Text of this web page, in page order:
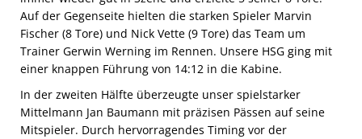
Auf der Gegenseite hielten die starken Spieler Marvin
Fischer (8 Tore) und Nick Vette (9 Tore) das Team um
Trainer Gerwin Werning im Rennen. Unsere HSG ging mit
einer knappen Führung von 14:12 in die Kabine.
In der zweiten Hälfte überzeugte unser spielstarker
Mittelmann Jan Baumann mit präzisen Pässen auf seine
Mitspieler. Durch hervorragendes Timing vor der